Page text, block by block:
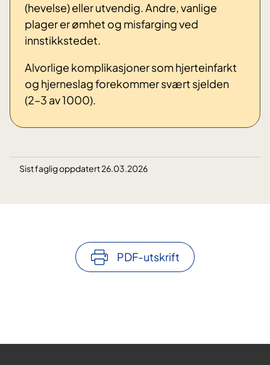
(hevelse) eller utvendig. Andre, vanlige
plager er ømhet og misfarging ved
innstikkstedet.
Alvorlige komplikasjoner som hjerteinfarkt
og hjerneslag forekommer svært sjelden
(2–3 av 1000).
Sist faglig oppdatert 26.03.2026
PDF-utskrift